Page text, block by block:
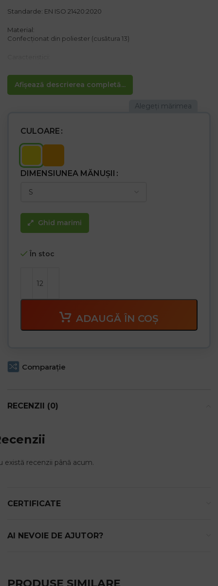
Afișează descrierea completă...
Standarde: EN ISO 21420:2020
Material:
Confecționat din poliester (cusătura 13)
– Punctele PVC pe palmă asigură o bună aderență la transportul
mărfurilor și măresc durabilitatea mănușii
– Manșetă flexibilă
– Folosit în industria construcțiilor și transporturilor
CULOARE
DIMENSIUNEA MĂNUȘII
Ghid marimi
În stoc
ADAUGĂ ÎN COȘ
Comparaţie
RECENZII (0)
există recenzii până acum.
CERTIFICATE
AI NEVOIE DE AJUTOR?
PRODUSE SIMILARE